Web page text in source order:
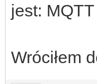
jest:
Wróciłem